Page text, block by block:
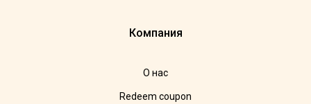
Компания
О нас
Redeem coupon